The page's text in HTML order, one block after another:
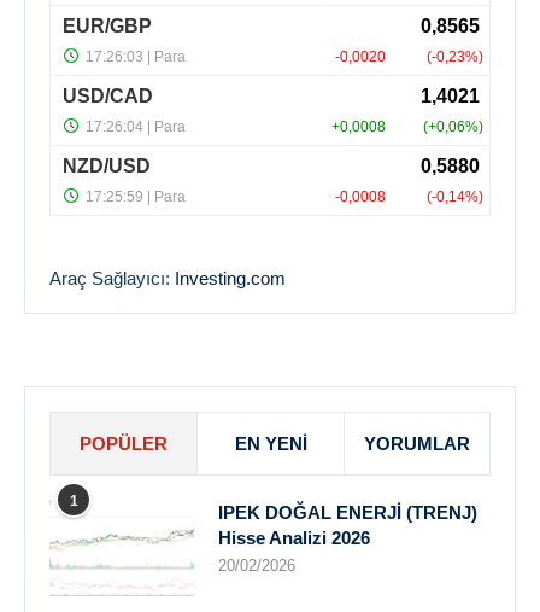
Araç Sağlayıcı: Investing.com
POPÜLER EN YENI YORUMLAR
1
IPEK DOĞAL ENERJİ (TRENJ)
Hisse Analizi 2026
20/02/2026